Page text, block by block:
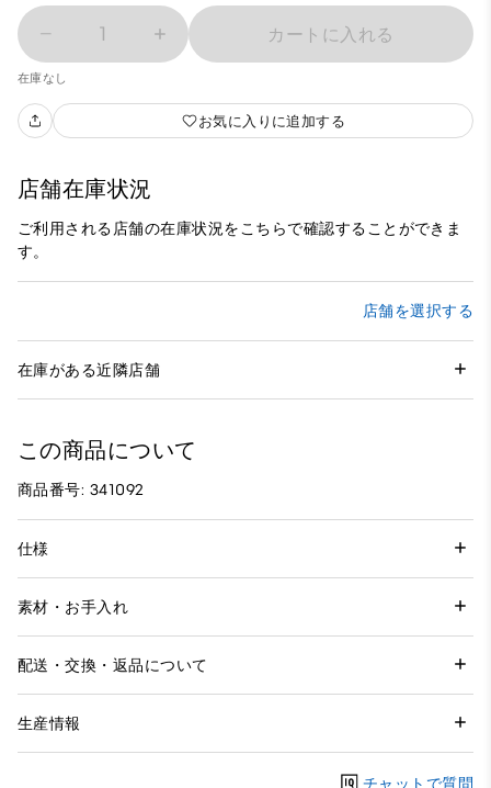
1 カートに入れる
在庫なし
お気に入りに追加する
店舗在庫状況
ご利用される店舗の在庫状況をこちらで確認することができま
す。
店舗を選択する
在庫がある近隣店舗
この商品について
商品番号: 341092
仕様
素材・お手入れ
配送・交換・返品について
生産情報
チャットで質問